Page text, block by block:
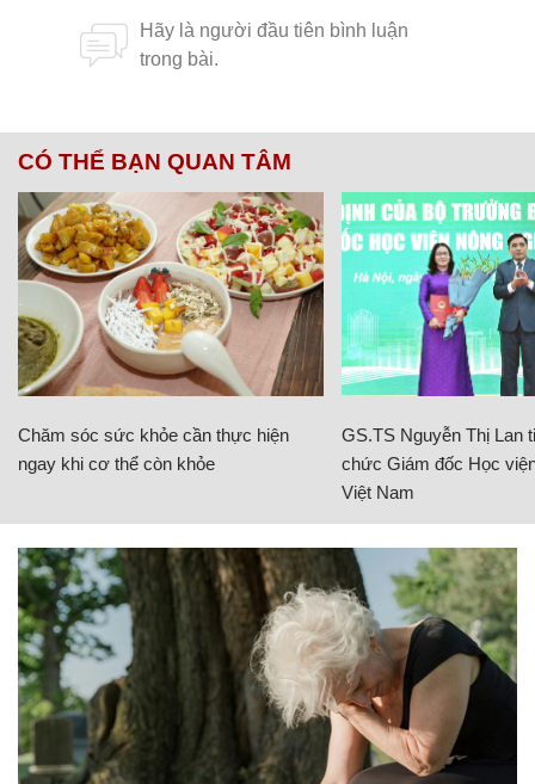
CÓ THỂ BẠN QUAN TÂM
Chăm sóc sức khỏe cần thực hiện
ngay khi cơ thể còn khỏe
GS.TS Nguyễn Thị Lan
chức Giám đốc Học
Việt Nam